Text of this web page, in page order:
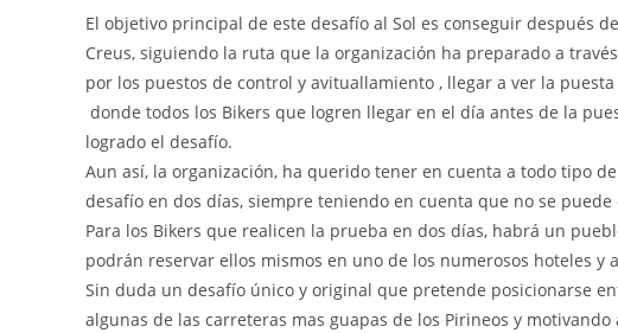
El objetivo principal de este desafío al Sol es conseguir después
Creus, siguiendo la ruta que la organización ha preparado a
por los puestos de control y avituallamiento , llegar a ver la
donde todos los Bikers que logren llegar en el día antes de la
logrado el desafío.
Aun así, la organización, ha querido tener en cuenta a todo tipo
desafío en dos días, siempre teniendo en cuenta que no se
Para los Bikers que realicen la prueba en dos días, habrá un
podrán reservar ellos mismos en uno de los numerosos hoteles y
Sin duda un desafío único y original que pretende posicionarse
algunas de las carreteras mas guapas de los Pirineos y